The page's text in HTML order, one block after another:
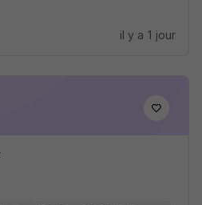
il y a 1 jour